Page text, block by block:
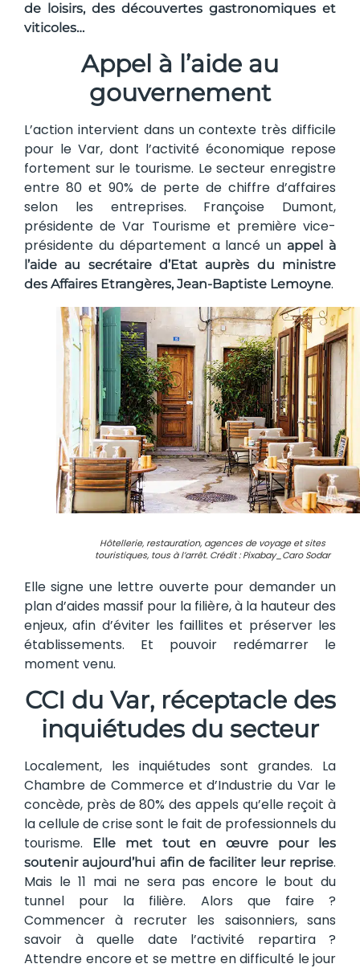
de loisirs, des découvertes gastronomiques et
viticoles…
Appel à l’aide au
gouvernement
L’action intervient dans un contexte très difficile
pour le Var, dont l’activité économique repose
fortement sur le tourisme. Le secteur enregistre
entre 80 et 90% de perte de chiffre d’affaires
selon les entreprises. Françoise Dumont,
présidente de Var Tourisme et première vice-
présidente du département a lancé un appel à
l’aide au secrétaire d’Etat auprès du ministre
des Affaires Etrangères, Jean-Baptiste Lemoyne.
Hôtellerie, restauration, agences de voyage et sites
touristiques, tous à l’arrêt. Crédit : Pixabay_Caro Sodar
Elle signe une lettre ouverte pour demander un
plan d’aides massif pour la filière, à la hauteur des
enjeux, afin d’éviter les faillites et préserver les
établissements. Et pouvoir redémarrer le
moment venu.
CCI du Var, réceptacle des
inquiétudes du secteur
Localement, les inquiétudes sont grandes. La
Chambre de Commerce et d’Industrie du Var le
concède, près de 80% des appels qu’elle reçoit à
la cellule de crise sont le fait de professionnels du
tourisme.
Elle met tout en œuvre pour les
soutenir aujourd’hui afin de faciliter leur reprise.
Mais le 11 mai ne sera pas encore le bout du
tunnel pour la filière. Alors que faire ?
Commencer à recruter les saisonniers, sans
savoir à quelle date l’activité repartira ?
Attendre encore et se mettre en difficulté le jour